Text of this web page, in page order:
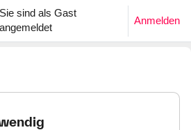
Sie sind als Gast
angemeldet
Anmelden